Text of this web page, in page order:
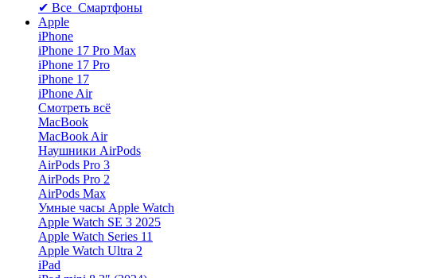
✔ Все Смартфоны
Apple
iPhone
iPhone 17 Pro Max
iPhone 17 Pro
iPhone 17
iPhone Air
Смотреть всё
MacBook
MacBook Air
Наушники AirPods
AirPods Pro 3
AirPods Pro 2
AirPods Max
Умные часы Apple Watch
Apple Watch SE 3 2025
Apple Watch Series 11
Apple Watch Ultra 2
iPad